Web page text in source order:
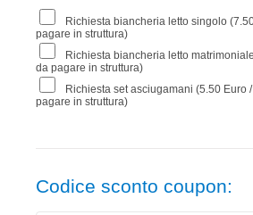
Richiesta biancheria letto singolo
pagare in struttura)
Richiesta biancheria letto
da pagare in struttura)
Richiesta set asciugamani (5.50 Euro
pagare in struttura)
Codice sconto coupon: